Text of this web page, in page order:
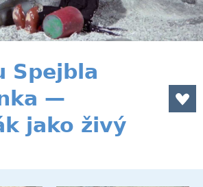
Spejbla
—
jako živý